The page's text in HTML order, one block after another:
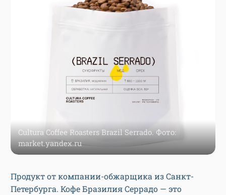
Cultura Coffee Roasters Brazil Serrado. Фото:
market.yandex.ru
Продукт от компании-обжарщика из Санкт-
Петербурга. Кофе Бразилия Серрадо — это